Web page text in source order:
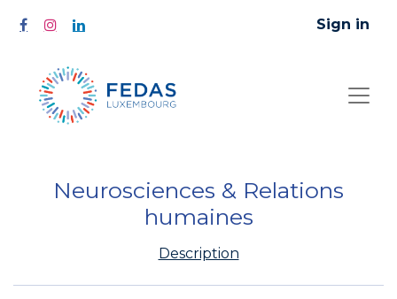
Sign in
Neurosciences & Relations
humaines
Description